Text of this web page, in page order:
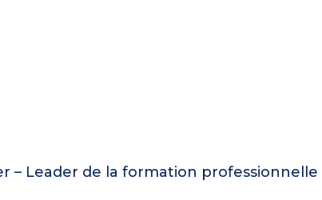
– Leader de la formation professionnelle